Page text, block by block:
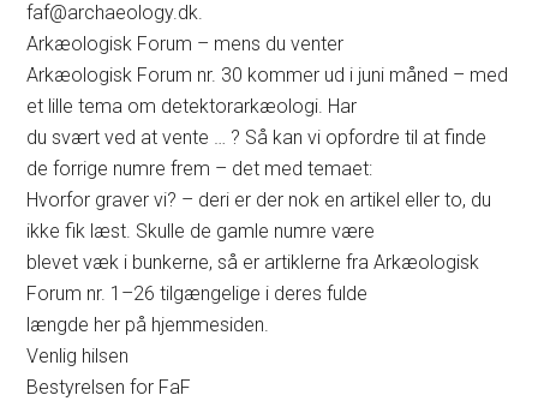
faf@archaeology.dk.
Arkæologisk Forum – mens du venter
Arkæologisk Forum nr. 30 kommer ud i juni måned – med
et lille tema om detektorarkæologi. Har
du svært ved at vente … ? Så kan vi opfordre til at finde
de forrige numre frem – det med temaet:
Hvorfor graver vi? – deri er der nok en artikel eller to, du
ikke fik læst. Skulle de gamle numre være
blevet væk i bunkerne, så er artiklerne fra Arkæologisk
Forum nr. 1–26 tilgængelige i deres fulde
længde her på hjemmesiden.
Venlig hilsen
Bestyrelsen for FaF